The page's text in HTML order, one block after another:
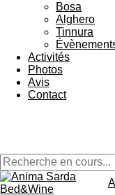
Bosa
Alghero
Tinnura
Activités
Photos
Avis
Contact